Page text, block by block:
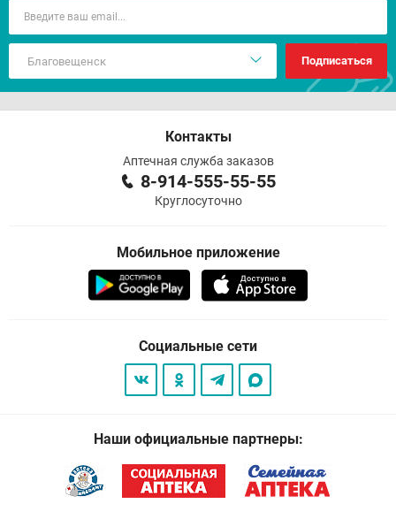
Подписаться
Контакты
Аптечная служба заказов
8-914-555-55-55
Круглосуточно
Мобильное приложение
Социальные сети
Наши официальные партнеры: